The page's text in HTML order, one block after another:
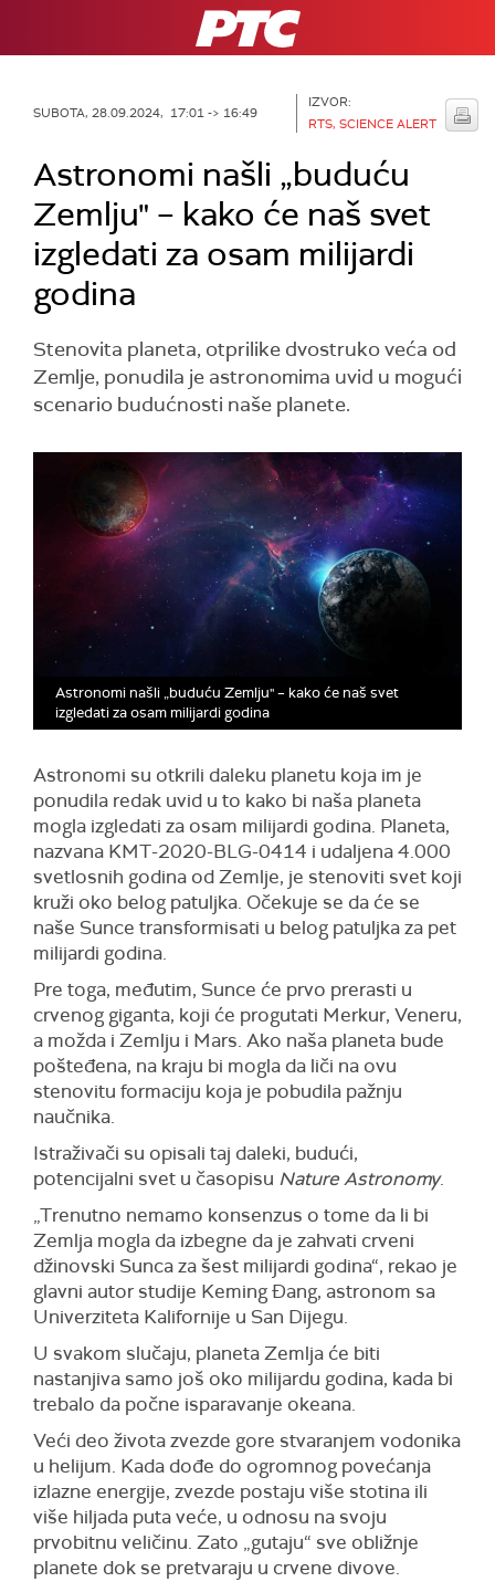
RTS
SUBOTA, 28.09.2024, 17:01 -> 16:49
IZVOR:
RTS, SCIENCE ALERT
Astronomi našli „buduću
Zemlju" – kako će naš svet
izgledati za osam milijardi
godina
Stenovita planeta, otprilike dvostruko veća od
Zemlje, ponudila je astronomima uvid u mogući
scenario budućnosti naše planete.
Astronomi našli „buduću Zemlju" – kako će naš svet
izgledati za osam milijardi godina
Astronomi su otkrili daleku planetu koja im je
ponudila redak uvid u to kako bi naša planeta
mogla izgledati za osam milijardi godina. Planeta,
nazvana KMT-2020-BLG-0414 i udaljena 4.000
svetlosnih godina od Zemlje, je stenoviti svet koji
kruži oko belog patuljka. Očekuje se da će se
naše Sunce transformisati u belog patuljka za pet
milijardi godina.
Pre toga, međutim, Sunce će prvo prerasti u
crvenog giganta, koji će progutati Merkur, Veneru,
a možda i Zemlju i Mars. Ako naša planeta bude
pošteđena, na kraju bi mogla da liči na ovu
stenovitu formaciju koja je pobudila pažnju
naučnika.
Istraživači su opisali taj daleki, budući,
potencijalni svet u časopisu Nature Astronomy.
„Trenutno nemamo konsenzus o tome da li bi
Zemlja mogla da izbegne da je zahvati crveni
džinovski Sunca za šest milijardi godina“, rekao je
glavni autor studije Keming Đang, astronom sa
Univerziteta Kalifornije u San Dijegu.
U svakom slučaju, planeta Zemlja će biti
nastanjiva samo još oko milijardu godina, kada bi
trebalo da počne isparavanje okeana.
Veći deo života zvezde gore stvaranjem vodonika
u helijum. Kada dođe do ogromnog povećanja
izlazne energije, zvezde postaju više stotina ili
više hiljada puta veće, u odnosu na svoju
prvobitnu veličinu. Zato „gutaju“ sve obližnje
planete dok se pretvaraju u crvene divove.